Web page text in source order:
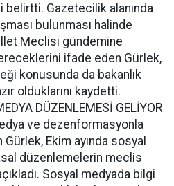
belirtti. Gazetecilik alanında
bulunması halinde
Meclisi gündemine
ifade eden Gürlek,
konusunda da bakanlık
olduklarını kaydetti.
DÜZENLEMESİ GELİYOR
ve dezenformasyonla
Ekim ayında sosyal
düzenlemelerin meclis
Sosyal medyada bilgi